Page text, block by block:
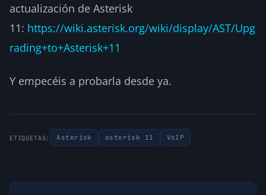
actualización de Asterisk
11: https://wiki.asterisk.org/wiki/display/AST/Upg
rading+to+Asterisk+11
Y empecéis a probarla desde ya.
ETIQUETAS: Asterisk asterisk 11 VoIP